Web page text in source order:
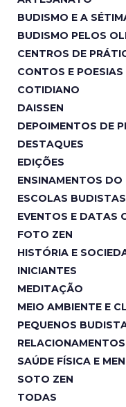
BUDISMO E A
BUDISMO PELOS
CENTROS DE
CONTOS E POESIAS
COTIDIANO
DAISSEN
DEPOIMENTOS DE
DESTAQUES
EDIÇÕES
ENSINAMENTOS DO
ESCOLAS BUDISTAS
EVENTOS E DATAS
FOTO ZEN
HISTÓRIA E
INICIANTES
MEDITAÇÃO
MEIO AMBIENTE E
PEQUENOS
RELACIONAMENTOS
SAÚDE FÍSICA E
SOTO ZEN
TODAS